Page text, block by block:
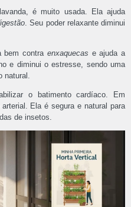
é muito usada. Ela ajuda
. Seu poder relaxante diminui
bem contra enxaquecas e ajuda a
e diminui o estresse, sendo uma
natural.
o batimento cardíaco. Em
Ela é segura e natural para
de insetos.